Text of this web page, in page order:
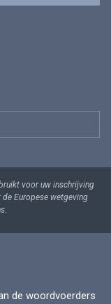
voor uw inschrijving
Europese wetgeving
de woordvoerders